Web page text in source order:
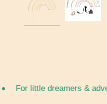
For little dreamers &